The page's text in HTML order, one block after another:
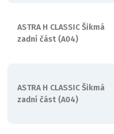
ASTRA H CLASSIC Šikmá
zadní část (A04)
ASTRA H CLASSIC Šikmá
zadní část (A04)